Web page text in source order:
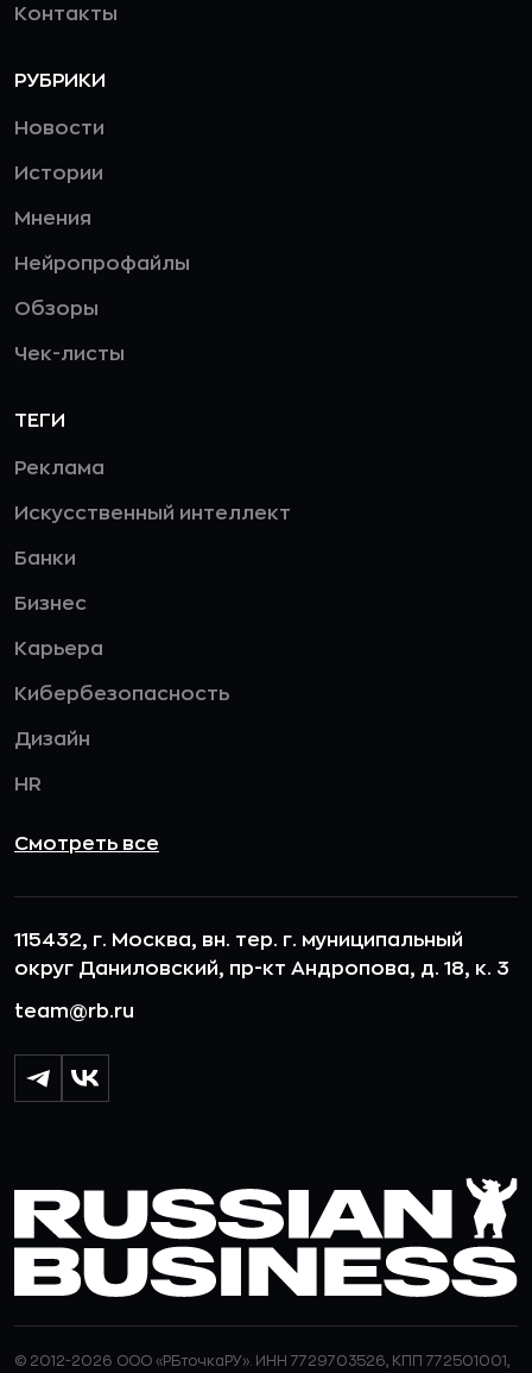
Контакты
РУБРИКИ
Новости
Истории
Мнения
Нейропрофайлы
Обзоры
Чек-листы
ТЕГИ
Реклама
Искусственный интеллект
Банки
Бизнес
Карьера
Кибербезопасность
Дизайн
HR
Смотреть все
115432, г. Москва, вн. тер. г. муниципальный
округ Даниловский, пр-кт Андропова, д. 18, к. 3
team@rb.ru
© 2012-2026 ООО «РБточкаРУ». ИНН 7729703526, КПП 772501001,